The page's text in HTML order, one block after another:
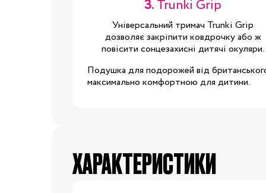
24/25 25/26 26/27 27/28
29/30 30/31 31/32 32/33
34/35
Білизна післяпологова
Вітаміни
3.Trunki Grip
Універсальний тримач Trunki Grip
дозволяє закріпити ковдрочку або ж
повісити сонцезахисні дитячі окуляри.
Подушка для подорожей від
максимально комфортною для дитини.
ХАРАКТЕРИСТИКИ